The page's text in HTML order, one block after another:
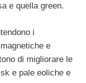
e quella green.
i
e
di migliorare le
e pale eoliche e